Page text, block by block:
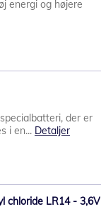
energi og højere
der er
i en... Detaljer
chloride LR14 - 3,6V